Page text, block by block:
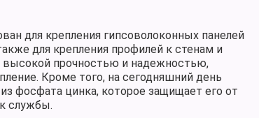
для крепления гипсоволоконных панелей
для крепления профилей к стенам и
высокой прочностью и надежностью,
Кроме того, на сегодняшний день
фосфата цинка, которое защищает его от
службы.